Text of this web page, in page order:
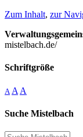
Zum Inhalt, zur
mistelbach.de/
Schriftgröße
A A A
Suche Mistelbach